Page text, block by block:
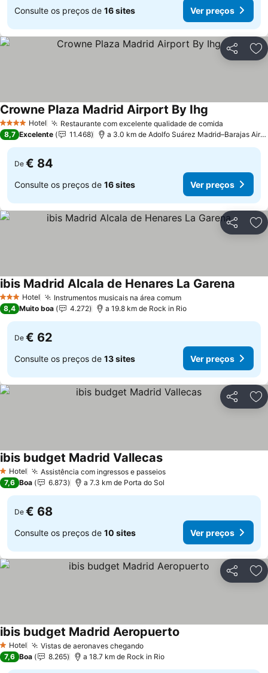
Consulte os preços de 16 sites Ver preços
Partilhar
4 EstrelasHotel Restaurante com excelente qualidade de comida
Crowne Plaza Madrid Airport By Ihg
8,7 Excelente 11.468 a 3.0 km de Adolfo Suárez Madrid–Barajas Airport
De € 84
Consulte os preços de 16 sites Ver preços
Partilhar
3 EstrelasHotel Instrumentos musicais na área comum
ibis Madrid Alcala de Henares La Garena
8,4 Muito boa 4.272 a 19.8 km de Rock in Rio
De € 62
Consulte os preços de 13 sites Ver preços
Partilhar
1 Estrelas
Hotel Assistência com ingressos e passeios
ibis budget Madrid Vallecas
7,6 Boa 6.873 a 7.3 km de Porta do Sol
De € 68
Consulte os preços de 10 sites Ver preços
Partilhar
1 Estrelas
Hotel Vistas de aeronaves chegando
ibis budget Madrid Aeropuerto
7,6 Boa 8.265 a 18.7 km de Rock in Rio